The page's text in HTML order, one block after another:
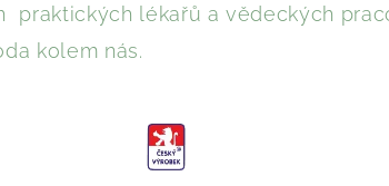
praktických lékařů a vědeckých
kolem nás.